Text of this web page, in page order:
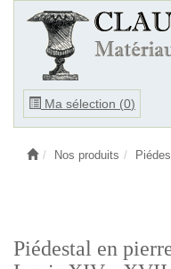
Ma sélection (0)
Ouvrir
le
Nos produits
Piédestal en